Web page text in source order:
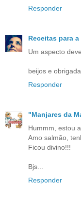
Responder
Receitas para
Um aspecto
beijos e
Responder
"Manjares da
Hummm, estou
Amo salmão,
Ficou divino!!!
Bjs...
Responder